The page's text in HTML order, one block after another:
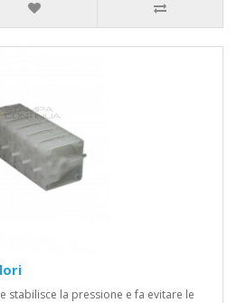
stabilisce la pressione e fa evitare le